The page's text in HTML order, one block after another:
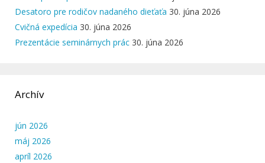
Desatoro pre rodičov nadaného dieťaťa 30. júna 2026
Cvičná expedícia 30. júna 2026
Prezentácie seminárnych prác 30. júna 2026
Archív
jún 2026
máj 2026
apríl 2026